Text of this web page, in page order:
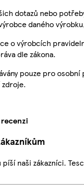
dotazů nebo
daného
o výrobcích
dle zákona.
pouze pro
zdroje.
píší naši zákazníci.